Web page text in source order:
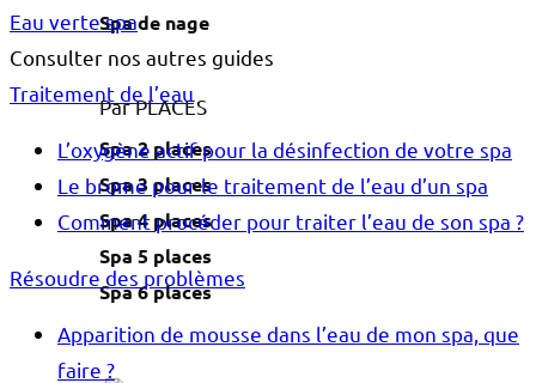
Spa de nage
Par PLACES
Spa 2 places
Spa 3 places
Spa 4 places
Spa 5 places
Spa 6 places
Eau verte spa
Consulter nos autres guides
Traitement de l’eau
L’oxygène actif pour la désinfection de votre spa
Le brome pour le traitement de l’eau d’un spa
Comment procéder pour traiter l’eau de son spa ?
Résoudre des problèmes
Apparition de mousse dans l’eau de mon spa, que
faire ?